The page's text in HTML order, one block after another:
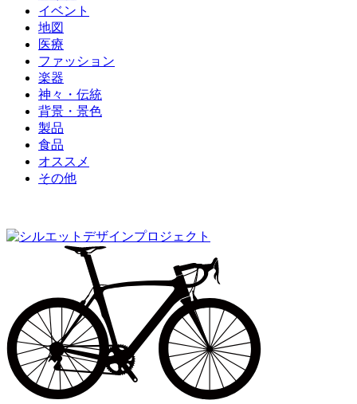
イベント
地図
医療
ファッション
楽器
神々・伝統
背景・景色
製品
食品
オススメ
その他